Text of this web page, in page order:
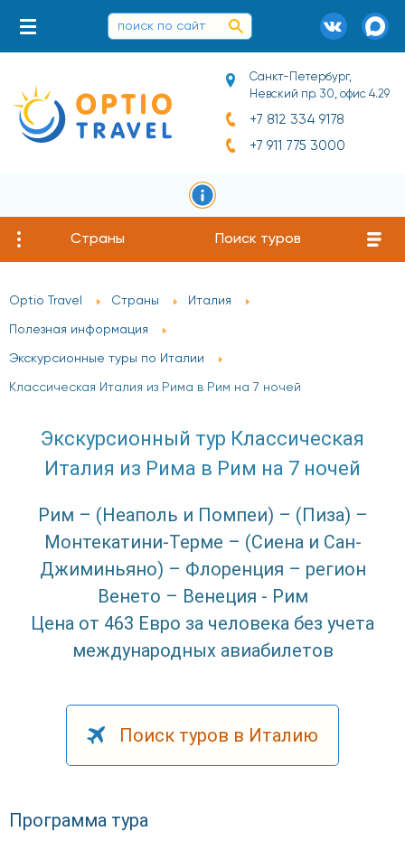
Санкт-Петербург,
Невский пр. 30, офис 4.29
+7 812 334 9178
+7 911 775 3000
Страны Поиск туров
Optio Travel Страны Италия
Полезная информация
Экскурсионные туры по Италии
Классическая Италия из Рима в Рим на 7 ночей
Экскурсионный тур Классическая
Италия из Рима в Рим на 7 ночей
Рим – (Неаполь и Помпеи) – (Пиза) –
Монтекатини-Терме – (Сиена и Сан-
Джиминьяно) – Флоренция – регион
Венето – Венеция - Рим
Цена от 463 Евро за человека без учета
международных авиабилетов
Поиск туров в Италию
Программа тура